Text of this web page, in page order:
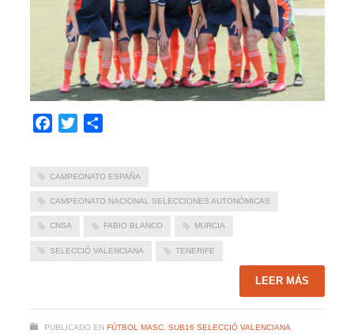
Facebook
Twitter
CAMPEONATO ESPAÑA
CAMPEONATO NACIONAL SELECCIONES AUTONÓMICAS
CNSA FABIO BLANCO MURCIA
SELECCIÓ VALENCIANA TENERIFE
LEER MÁS
PUBLICADO EN FÚTBOL MASC. SUB16 SELECCIÓ VALENCIANA